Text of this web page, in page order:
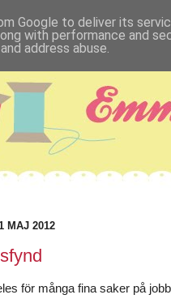
MAJ 2012
för många fina saker på
Google to deliver its
with performance and
address abuse.